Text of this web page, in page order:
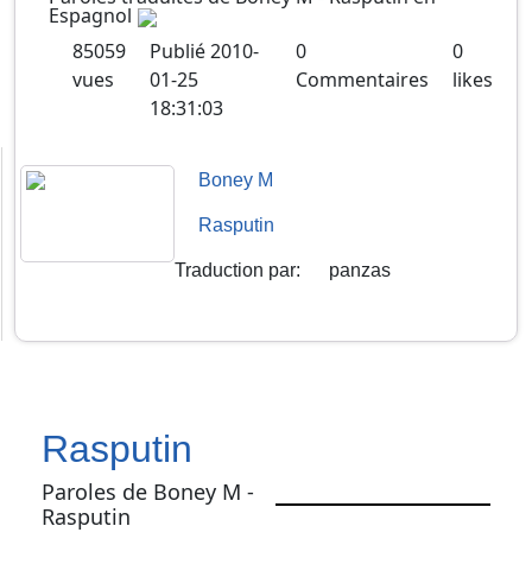
Espagnol
85059
vues
Publié2010-
01-25
18:31:03
0
Commentaires
0
likes
Boney M
Rasputin
Traduction par: panzas
Rasputin
Paroles de Boney M -
Rasputin